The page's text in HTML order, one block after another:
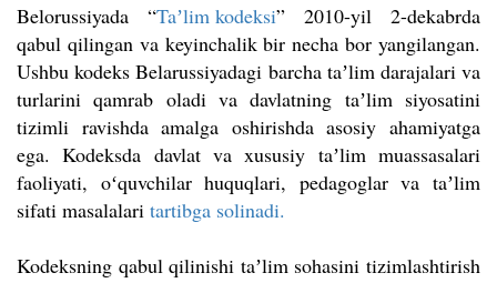
Belorussiyada “Taʼlim kodeksi” 2010-yil 2-dekabrda
qabul qilingan va keyinchalik bir necha bor yangilangan.
Ushbu kodeks Belarussiyadagi barcha taʼlim darajalari va
turlarini qamrab oladi va davlatning taʼlim siyosatini
tizimli ravishda amalga oshirishda asosiy ahamiyatga
ega. Kodeksda davlat va xususiy taʼlim muassasalari
faoliyati, oʻquvchilar huquqlari, pedagoglar va taʼlim
sifati masalalari tartibga solinadi.
Kodeksning qabul qilinishi taʼlim sohasini tizimlashtirish